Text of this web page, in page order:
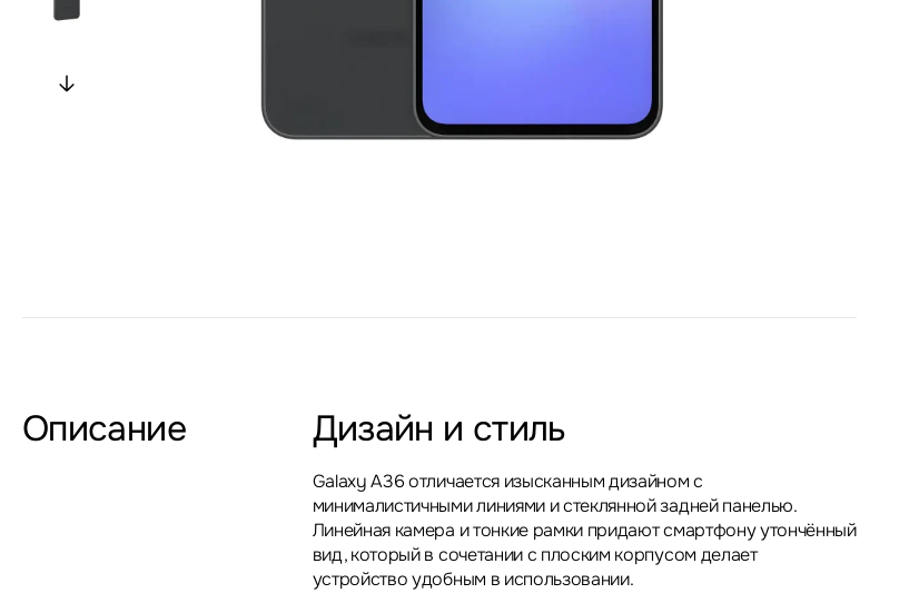
Описание Дизайн и стиль
Galaxy A36 отличается изысканным дизайном с
минималистичными линиями и стеклянной задней панелью.
Линейная камера и тонкие рамки придают смартфону утончённый
вид, который в сочетании с плоским корпусом делает
устройство удобным в использовании.